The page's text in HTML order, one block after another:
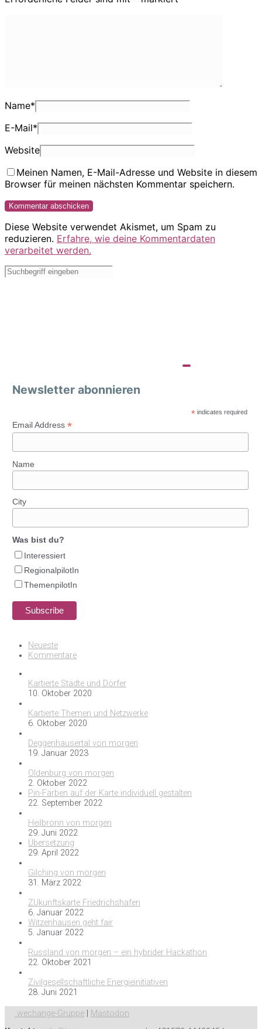
Name*
E-Mail*
Website
Meinen Namen, E-Mail-Adresse und Website in diesem
Browser für meinen nächsten Kommentar speichern.
Diese Website verwendet Akismet, um Spam zu
reduzieren. Erfahre, wie deine Kommentardaten
verarbeitet werden.
Newsletter abonnieren
* indicates required
Email Address *
Name
City
Was bist du?
Interessiert
RegionalpilotIn
ThemenpilotIn
Neueste
Kommentare
Kartierte Städte und Dörfer
10. Oktober 2020
Kartierte Themen und Netzwerke
6. Oktober 2020
Deggenhausertal von morgen
19. Januar 2023
Oldenburg von morgen
2. Oktober 2022
Pin-Farben auf der Karte individuell gestalten
22. September 2022
Heilbronn von morgen
29. Juni 2022
Übersetzung
29. April 2022
Gilching von morgen
31. März 2022
ZUkunftskarte Friedrichshafen
6. Januar 2022
Witzenhausen geht fair
5. Januar 2022
Russland von morgen – ein hybrider Hackathon
22. Oktober 2021
Zivilgesellschaftliche Energieinitiativen
28. Juni 2021
wechange-Gruppe
Mastodon